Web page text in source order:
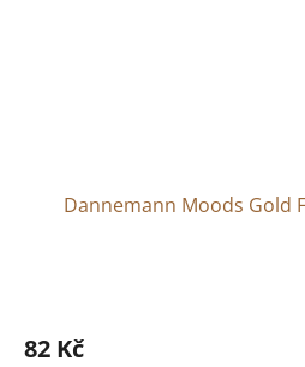
Dannemann Moods Gold
82 Kč